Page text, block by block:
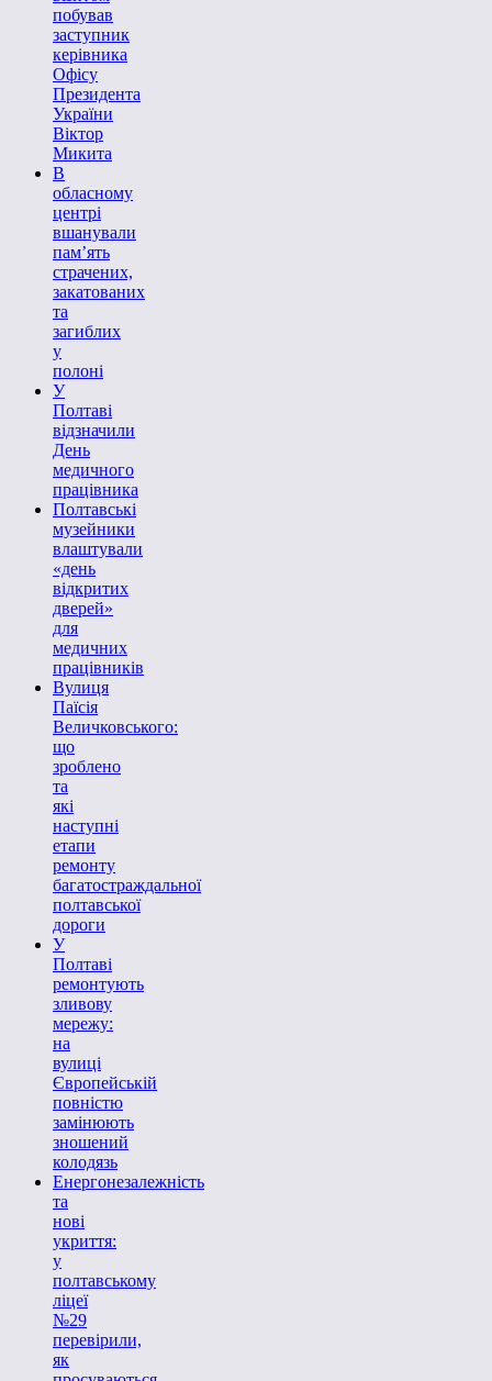
побував
заступник
керівника
Офісу
Президента
України
Віктор
Микита
В
обласному
центрі
вшанували
пам’ять
страчених,
закатованих
та
загиблих
у
полоні
У
Полтаві
відзначили
День
медичного
працівника
Полтавські
музейники
влаштували
«день
відкритих
дверей»
для
медичних
працівників
Вулиця
Паїсія
Величковського:
що
зроблено
та
які
наступні
етапи
ремонту
багатостраждальної
полтавської
дороги
У
Полтаві
ремонтують
зливову
мережу:
на
вулиці
Європейській
повністю
замінюють
зношений
колодязь
Енергонезалежність
та
нові
укриття:
у
полтавському
ліцеї
№29
перевірили,
як